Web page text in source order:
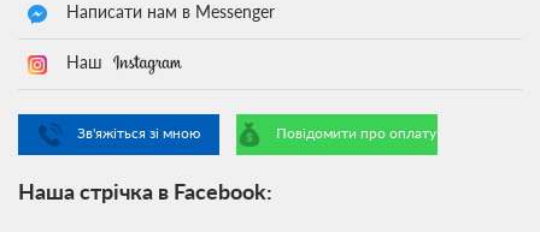
Написати нам в Messenger
Наш
Зв'яжіться зі мною Повідомити про оплату
Наша стрічка в Facebook: